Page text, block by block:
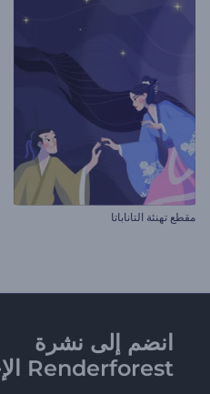
مقطع تهنئة التاناباتا
انضم إلى نشرة
Renderforest الإخبارية